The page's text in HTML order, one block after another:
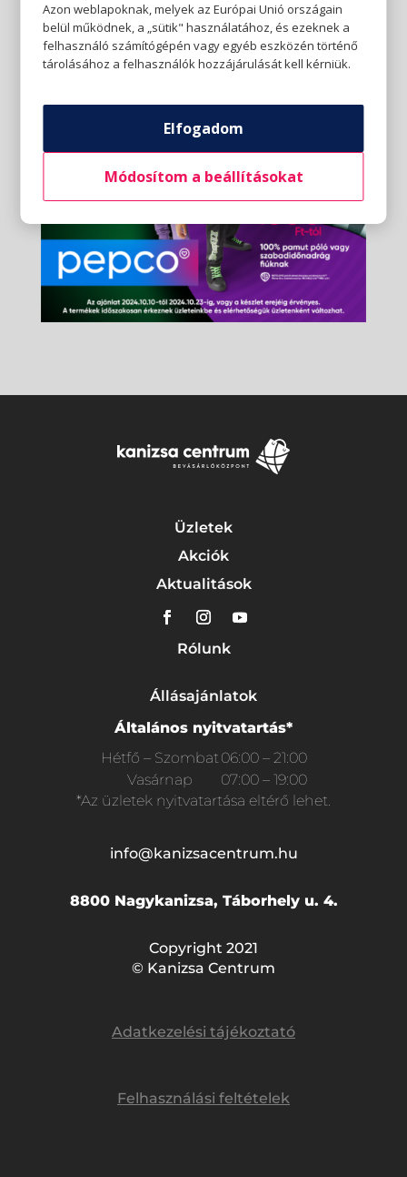
Üzletek
Akciók
Aktualitások
Rólunk
Állásajánlatok
Általános nyitvatartás*
Hétfő – Szombat06:00 – 21:00
Vasárnap
07:00 – 19:00
*Az üzletek nyitvatartása eltérő lehet.
info@kanizsacentrum.hu
8800 Nagykanizsa, Táborhely u. 4.
Copyright 2021
© Kanizsa Centrum
Adatkezelési tájékoztató
Felhasználási feltételek
Azon weblapoknak, melyek az Európai Unió országain
belül működnek, a „sütik" használatához, és ezeknek a
felhasználó számítógépén vagy egyéb eszközén történő
tárolásához a felhasználók hozzájárulását kell kérniük.
Elfogadom
Módosítom a beállításokat